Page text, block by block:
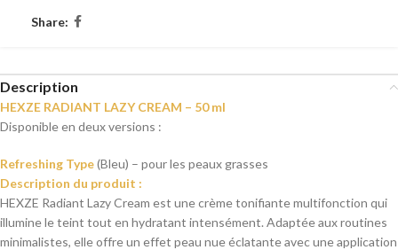
Share:
Description
HEXZE RADIANT LAZY CREAM – 50 ml
Disponible en deux versions :
Refreshing Type(Bleu) – pour les peaux grasses
Description du produit :
HEXZE Radiant Lazy Cream est une crème tonifiante multifonction qui
illumine le teint tout en hydratant intensément. Adaptée aux routines
minimalistes, elle offre un effet peau nue éclatante avec une application